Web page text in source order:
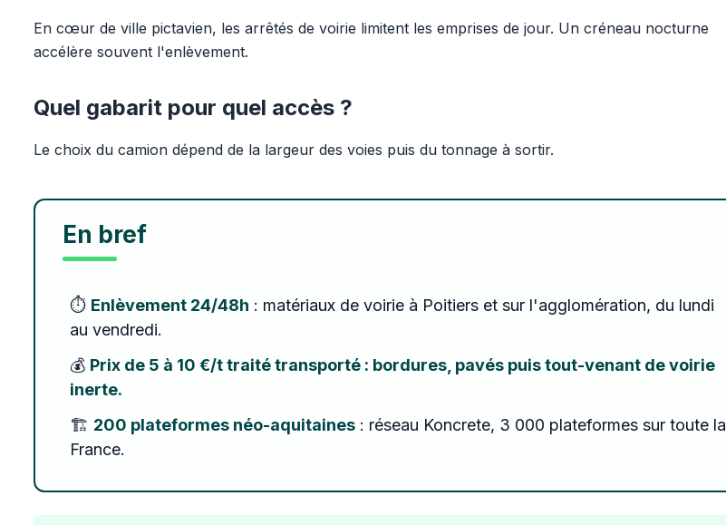
En cœur de ville pictavien, les arrêtés de voirie limitent les emprises de jour. Un créneau nocturne
accélère souvent l'enlèvement.
Quel gabarit pour quel accès ?
Le choix du camion dépend de la largeur des voies puis du tonnage à sortir.
En bref
⏱️ Enlèvement 24/48h : matériaux de voirie à Poitiers et sur l'agglomération, du lundi
au vendredi.
💰 Prix de 5 à 10 €/t traité transporté : bordures, pavés puis tout-venant de voirie
inerte.
🏗️ 200 plateformes néo-aquitaines : réseau Koncrete, 3 000 plateformes sur toute la
France.